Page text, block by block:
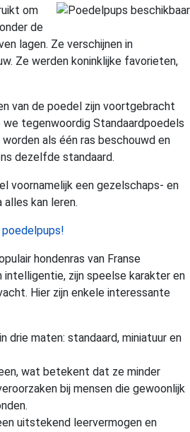
om
de
lagen. Ze verschijnen in
Ze werden koninklijke favorieten,
van de poedel zijn voortgebracht
tegenwoordig Standaardpoedels
als één ras beschouwd en
dezelfde standaard.
voornamelijk een gezelschaps- en
alles kan leren.
poedelpups!
hondenras van Franse
intelligentie, zijn speelse karakter en
Hier zijn enkele interessante
drie maten: standaard, miniatuur en
wat betekent dat ze minder
bij mensen die gewoonlijk
uitstekend leervermogen en